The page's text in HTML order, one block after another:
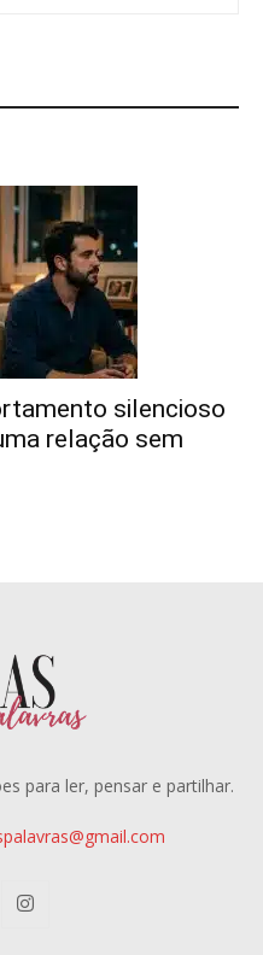
silencioso
relação sem
para ler, pensar e partilhar.